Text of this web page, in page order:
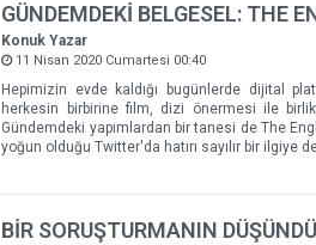
GÜNDEMDEKİ BELGESEL: THE
Konuk Yazar
11 Nisan 2020 Cumartesi 00:40
Hepimizin evde kaldığı bugünlerde dijital
herkesin birbirine film, dizi önermesi ile
Gündemdeki yapımlardan bir tanesi de The
yoğun olduğu Twitter'da hatırı sayılır bir ilgiye
BİR SORUŞTURMANIN